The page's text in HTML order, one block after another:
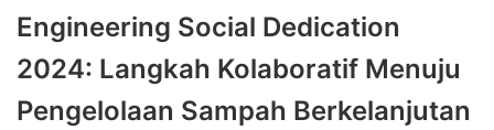
Engineering Social Dedication
2024: Langkah Kolaboratif Menuju
Pengelolaan Sampah Berkelanjutan